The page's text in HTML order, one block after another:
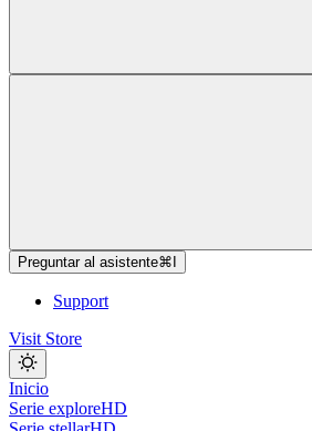
Preguntar al asistente⌘
Support
Visit Store
Inicio
Serie exploreHD